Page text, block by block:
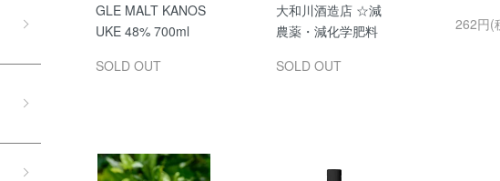
GLE MALT KANOS
UKE 48% 700ml
SOLD OUT
大和川酒造店 ☆減
農薬・減化学肥料
SOLD OUT
262円(